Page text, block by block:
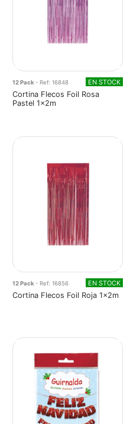
12 Pack - Ref: 16848 EN STOCK
Cortina Flecos Foil Rosa
Pastel 1x2m
12 Pack - Ref: 16856 EN STOCK
Cortina Flecos Foil Roja 1x2m